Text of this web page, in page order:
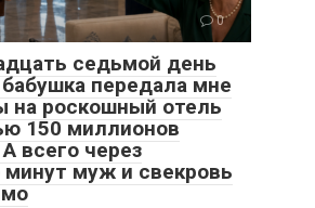
0
седьмой день
передала мне
на роскошный отель
150 миллионов
всего через
минут муж и свекровь